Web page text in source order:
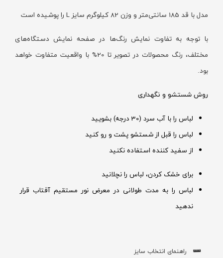
مدل با قد 185 سانتی‌متر و وزن 82 کیلوگرم سایز L را پوشیده است
با توجه به تفاوت نمایش رنگ‌ها در صفحه نمایش دستگاه‌های
مختلف، رنگ محصولات در تصویر تا 20% با واقعیت متفاوت خواهد
بود.
روش شستشو و نگهداری
لباس را با آب سرد (30 درجه) بشویید
لباس را قبل از شستشو پشت و رو کنید
از سفید کننده استفاده نکنید
برای خشک کردن، لباس را نچلانید
لباس را به مدت طولانی در معرض نور مستقیم آفتاب قرار
ندهید
راهنمای انتخاب سایز